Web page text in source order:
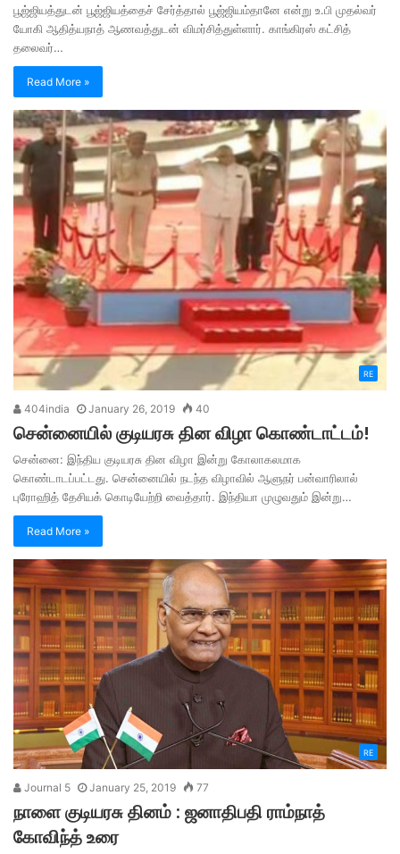
பூஜ்ஜியத்துடன் பூஜ்ஜியத்தைச் சேர்த்தால் பூஜ்ஜியம்தானே என்று உ.பி முதல்வர்
யோகி ஆதித்யநாத் ஆணவத்துடன் விமர்சித்துள்ளார். காங்கிரஸ் கட்சித்
தலைவர்…
Read More »
RE
404india January 26, 2019 40
சென்னையில் குடியரசு தின விழா கொண்டாட்டம்!
சென்னை: இந்திய குடியரசு தின விழா இன்று கோலாகலமாக
கொண்டாடப்பட்டது. சென்னையில் நடந்த விழாவில் ஆளுநர் பன்வாரிலால்
புரோஹித் தேசியக் கொடியேற்றி வைத்தார். இந்தியா முழுவதும் இன்று…
Read More »
RE
Journal 5 January 25, 2019 77
நாளை குடியரசு தினம் : ஜனாதிபதி ராம்நாத்
கோவிந்த் உரை